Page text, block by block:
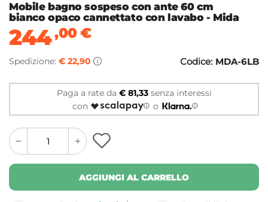
Mobile bagno sospeso con ante 60 cm
bianco opaco cannettato con lavabo - Mida
244,00€
Spedizione: € 22,90 Codice: MDA-6LB
Paga a rate da € 81,33senza interessi
con
o
quantity
button
quantity
minus
button
AGGIUNGI AL CARRELLO